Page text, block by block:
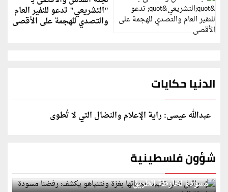
"التشريعي" تدعو للنفير العام
والتصدي للهجمة على الأقصى
الدنيا حكايات
عبدالله عيسى: راية الإعلام والنضال التي لا تُطوى
شؤون فلسطينية
إسرائيل تعلن تقييد هجماتها بغزة ونتنياهو يكشف: رفضنا
مسودة لخارطة الطريق